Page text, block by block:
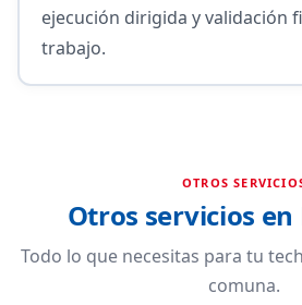
ejecución dirigida y validación
trabajo.
OTROS
Otros servicios
Todo lo que necesitas para tu
comuna.